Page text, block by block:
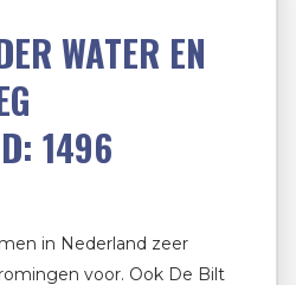
WATER EN
1496
in Nederland zeer
voor. Ook De Bilt